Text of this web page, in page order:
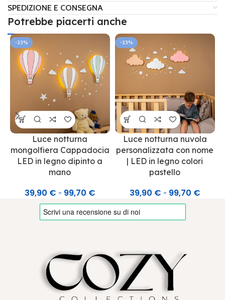
SPEDIZIONE E CONSEGNA
Potrebbe piacerti anche
-23%
Luce notturna
mongolfiera Cappadocia
LED in legno dipinto a
mano
39,90 € - 99,70 €
-23%
Luce notturna nuvola
personalizzata con nome
| LED in legno colori
pastello
39,90 € - 99,70 €